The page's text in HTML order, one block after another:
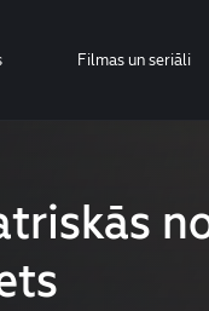
Filmas un seriāli